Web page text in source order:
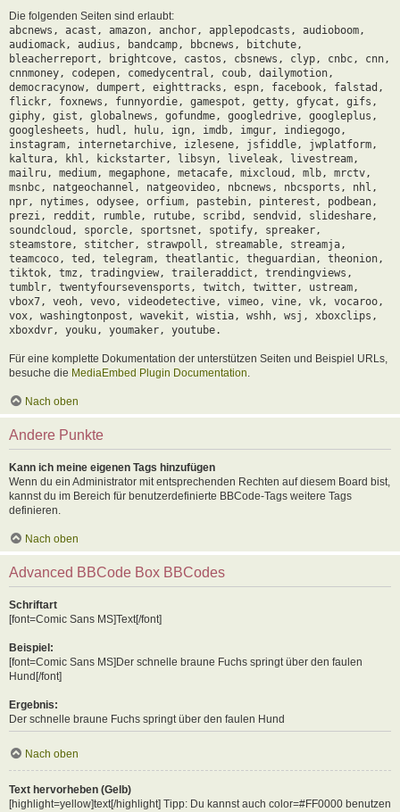
Die folgenden Seiten sind erlaubt:
abcnews, acast, amazon, anchor, applepodcasts, audioboom,
audiomack, audius, bandcamp, bbcnews, bitchute,
bleacherreport, brightcove, castos, cbsnews, clyp, cnbc, cnn,
cnnmoney, codepen, comedycentral, coub, dailymotion,
democracynow, dumpert, eighttracks, espn, facebook, falstad,
flickr, foxnews, funnyordie, gamespot, getty, gfycat, gifs,
giphy, gist, globalnews, gofundme, googledrive, googleplus,
googlesheets, hudl, hulu, ign, imdb, imgur, indiegogo,
instagram, internetarchive, izlesene, jsfiddle, jwplatform,
kaltura, khl, kickstarter, libsyn, liveleak, livestream,
mailru, medium, megaphone, metacafe, mixcloud, mlb, mrctv,
msnbc, natgeochannel, natgeovideo, nbcnews, nbcsports, nhl,
npr, nytimes, odysee, orfium, pastebin, pinterest, podbean,
prezi, reddit, rumble, rutube, scribd, sendvid, slideshare,
soundcloud, sporcle, sportsnet, spotify, spreaker,
steamstore, stitcher, strawpoll, streamable, streamja,
teamcoco, ted, telegram, theatlantic, theguardian, theonion,
tiktok, tmz, tradingview, traileraddict, trendingviews,
tumblr, twentyfoursevensports, twitch, twitter, ustream,
vbox7, veoh, vevo, videodetective, vimeo, vine, vk, vocaroo,
vox, washingtonpost, wavekit, wistia, wshh, wsj, xboxclips,
xboxdvr, youku, youmaker, youtube.
Für eine komplette Dokumentation der unterstützen Seiten und Beispiel URLs,
besuche die MediaEmbed Plugin Documentation.
Nach oben
Andere Punkte
Kann ich meine eigenen Tags hinzufügen
Wenn du ein Administrator mit entsprechenden Rechten auf diesem Board bist,
kannst du im Bereich für benutzerdefinierte BBCode-Tags weitere Tags
definieren.
Nach oben
Advanced BBCode Box BBCodes
Schriftart
[font=Comic Sans MS]Text[/font]
Beispiel:
[font=Comic Sans MS]Der schnelle braune Fuchs springt über den faulen
Hund[/font]
Ergebnis:
Der schnelle braune Fuchs springt über den faulen Hund
Nach oben
Text hervorheben (Gelb)
[highlight=yellow]text[/highlight] Tipp: Du kannst auch color=#FF0000 benutzen